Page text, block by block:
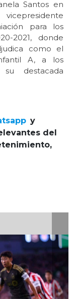
Santos en
para los
2021, donde
como el
A, a los
destacada
y
del